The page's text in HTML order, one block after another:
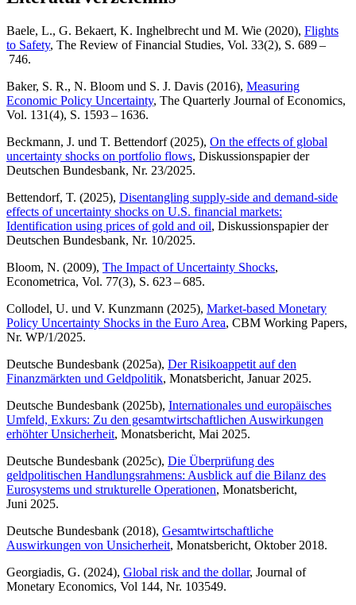
Baele, L., G. Bekaert, K. Inghelbrecht und M. Wie (2020), Flights
to Safety, The Review of Financial Studies, Vol. 33(2), S. 689 –
746.
Baker, S. R., N. Bloom und S. J. Davis (2016), Measuring
Economic Policy Uncertainty, The Quarterly Journal of Economics,
Vol. 131(4), S. 1593 – 1636.
Beckmann, J. und T. Bettendorf (2025), On the effects of global
uncertainty shocks on portfolio flows, Diskussionspapier der
Deutschen Bundesbank, Nr. 23/2025.
Bettendorf, T. (2025), Disentangling supply-side and demand-side
effects of uncertainty shocks on U.S. financial markets:
Identification using prices of gold and oil, Diskussionspapier der
Deutschen Bundesbank, Nr. 10/2025.
Bloom, N. (2009), The Impact of Uncertainty Shocks,
Econometrica, Vol. 77(3), S. 623 – 685.
Collodel, U. und V. Kunzmann (2025), Market-based Monetary
Policy Uncertainty Shocks in the Euro Area, CBM Working Papers,
Nr. WP/1/2025.
Deutsche Bundesbank (2025a), Der Risikoappetit auf den
Finanzmärkten und Geldpolitik, Monatsbericht, Januar 2025.
Deutsche Bundesbank (2025b), Internationales und europäisches
Umfeld, Exkurs: Zu den gesamtwirtschaftlichen Auswirkungen
erhöhter Unsicherheit, Monatsbericht, Mai 2025.
Deutsche Bundesbank (2025c), Die Überprüfung des
geldpolitischen Handlungsrahmens: Ausblick auf die Bilanz des
Eurosystems und strukturelle Operationen, Monatsbericht,
Juni 2025.
Deutsche Bundesbank (2018), Gesamtwirtschaftliche
Auswirkungen von Unsicherheit, Monatsbericht, Oktober 2018.
Georgiadis, G. (2024), Global risk and the dollar, Journal of
Monetary Economics, Vol 144, Nr. 103549.